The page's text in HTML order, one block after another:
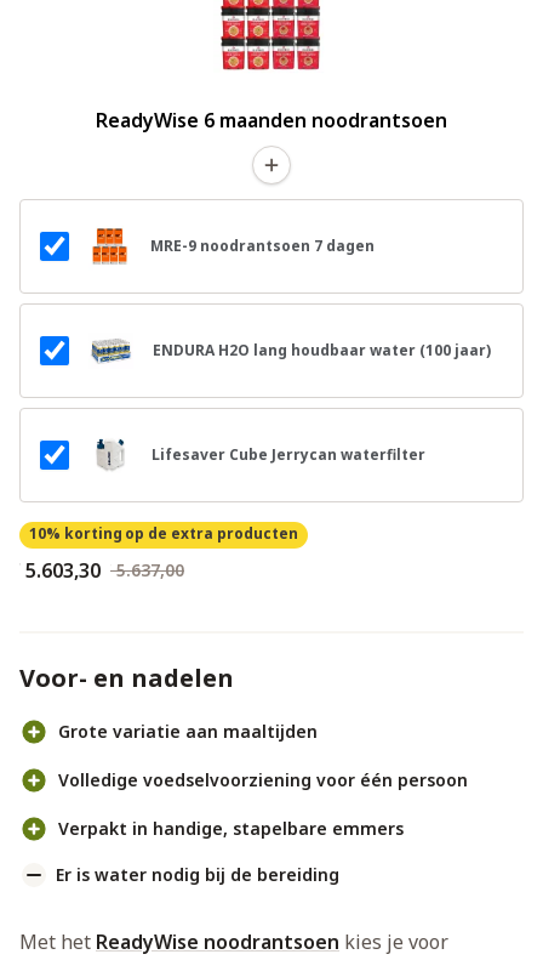
ReadyWise 6 maanden noodrantsoen
MRE-9 noodrantsoen 7 dagen
ENDURA H2O lang houdbaar water (100 jaar)
Lifesaver Cube Jerrycan waterfilter
10% korting op de extra producten
€ 5.603,30 € 5.637,00
Voor- en nadelen
Grote variatie aan maaltijden
Volledige voedselvoorziening voor één persoon
Verpakt in handige, stapelbare emmers
Er is water nodig bij de bereiding
Met het ReadyWise noodrantsoen kies je voor